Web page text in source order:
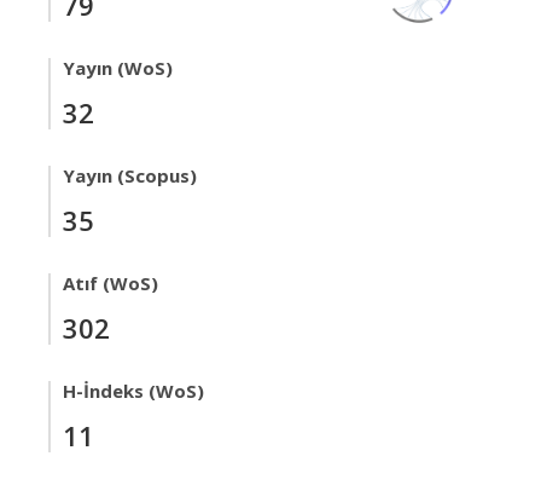
Yayın (WoS)
32
Yayın (Scopus)
35
Atıf (WoS)
302
H-İndeks (WoS)
11